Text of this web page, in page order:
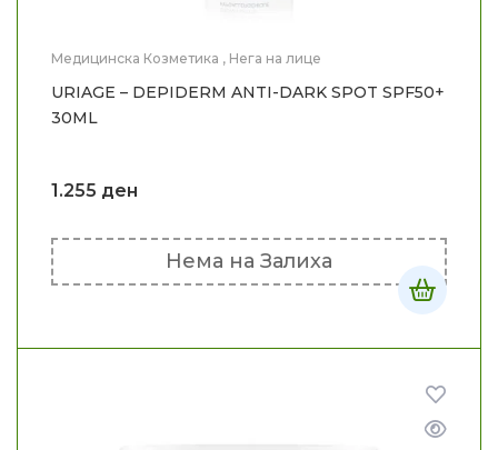
Медицинска Козметика , Нега на лице
URIAGE – DEPIDERM ANTI-DARK SPOT SPF50+
30ML
1.255 ден
Нема на Залиха